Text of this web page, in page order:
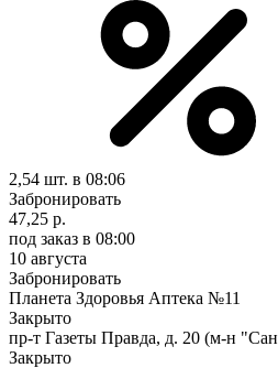
2,54 шт. в 08:06
Забронировать
47,25 р.
под заказ в 08:00
10 августа
Забронировать
Планета Здоровья Аптека №11
Закрыто
пр-т Газеты Правда, д. 20 (м-н
Закрыто